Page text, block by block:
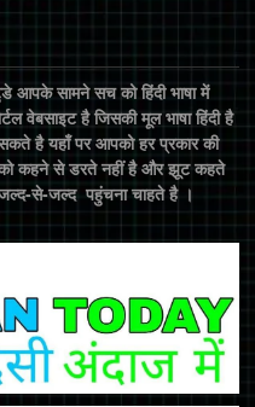
आपके सामने सच को हिंदी भाषा में
वेबसाइट है जिसकी मूल भाषा हिंदी है
है यहाँ पर आपको हर प्रकार की
को कहने से डरते नहीं है और झूट कहते
से-जल्द पहुंचना चाहते है ।